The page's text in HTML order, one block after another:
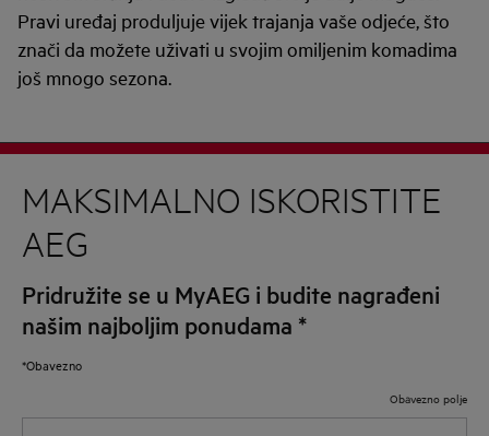
Pravi uređaj produljuje vijek trajanja vaše odjeće, što
znači da možete uživati u svojim omiljenim komadima
još mnogo sezona.
MAKSIMALNO ISKORISTITE
AEG
Pridružite se u MyAEG i budite nagrađeni
našim najboljim ponudama *
*Obavezno
Obavezno polje